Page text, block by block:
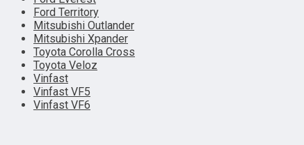
Ford Territory
Mitsubishi Outlander
Mitsubishi Xpander
Toyota Corolla Cross
Toyota Veloz
Vinfast
Vinfast VF5
Vinfast VF6